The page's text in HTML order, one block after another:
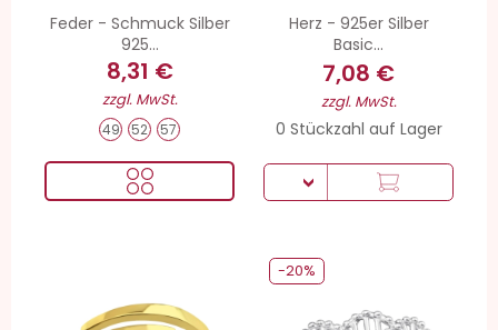
Feder - Schmuck Silber
925...
8,31 €
zzgl. MwSt.
49 52 57
Herz - 925er Silber
Basic...
7,08 €
zzgl. MwSt.
0 Stückzahl auf Lager
-20%